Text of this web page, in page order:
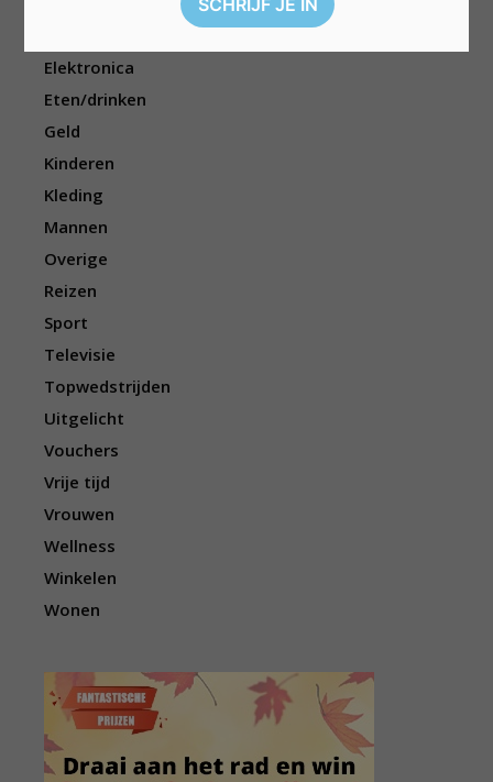
Elektronica
Eten/drinken
Geld
Kinderen
Kleding
Mannen
Overige
Reizen
Sport
Televisie
Topwedstrijden
Uitgelicht
Vouchers
Vrije tijd
Vrouwen
Wellness
Winkelen
Wonen